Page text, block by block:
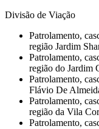
Divisão de Viação
Patrolamento,
região Jardim
Patrolamento,
região do Jardim
Patrolamento,
Flávio De
Patrolamento,
região da Vila
Patrolamento,